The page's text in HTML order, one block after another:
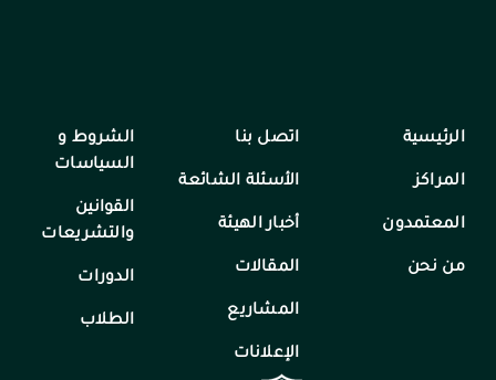
الرئيسية
المراكز
المعتمدون
من نحن
اتصل بنا
الأسئلة الشائعة
أخبار الهيئة
المقالات
المشاريع
الإعلانات
الشروط و
السياسات
القوانين
والتشريعات
الدورات
الطلاب